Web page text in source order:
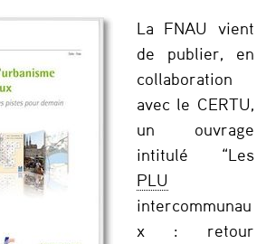
La FNAU vient
de publier, en
collaboration
avec le CERTU,
un ouvrage
intitulé “Les
PLU
intercommunau
x : retour